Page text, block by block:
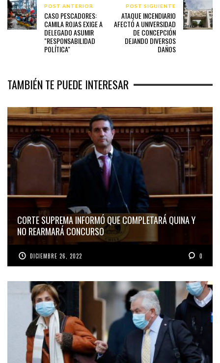
POST ANTERIOR
CASO PESCADORES:
CAMILA ROJAS EXIGE A
DELEGADO ASUMIR
"RESPONSABILIDAD
POLÍTICA"
POST SIGUIENTE
ATAQUE INCENDIARIO
AFECTÓ A UNIVERSIDAD
DE CONCEPCIÓN
DEJANDO DIVERSOS
DAÑOS
TAMBIÉN TE PUEDE INTERESAR
CORTE SUPREMA INFORMÓ QUE COMPLETARÁ QUINA Y
NO REARMARÁ CONCURSO
DICIEMBRE 26, 2022 0